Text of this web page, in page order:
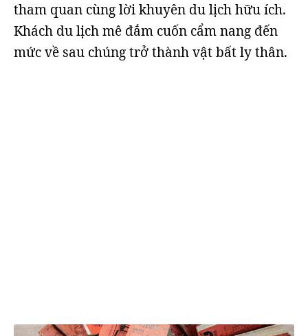
tham quan cùng lời khuyên du lịch hữu ích.
Khách du lịch mê đắm cuốn cẩm nang đến
mức về sau chúng trở thành vật bất ly thân.